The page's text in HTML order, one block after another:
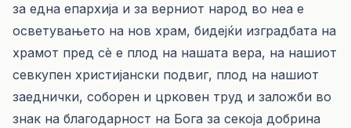
за една епархија и за верниот народ во неа е
осветувањето на нов храм, бидејќи изградбата на
храмот пред сè е плод на нашата вера, на нашиот
севкупен христијански подвиг, плод на нашиот
заеднички, соборен и црковен труд и заложби во
знак на благодарност на Бога за секоја добрина